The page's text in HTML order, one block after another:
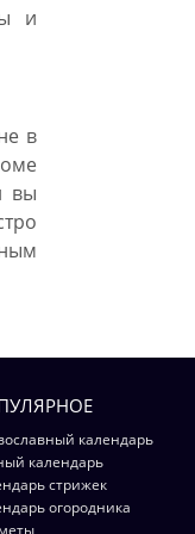
и
в
вы
календарь
календарь
стрижек
огородника